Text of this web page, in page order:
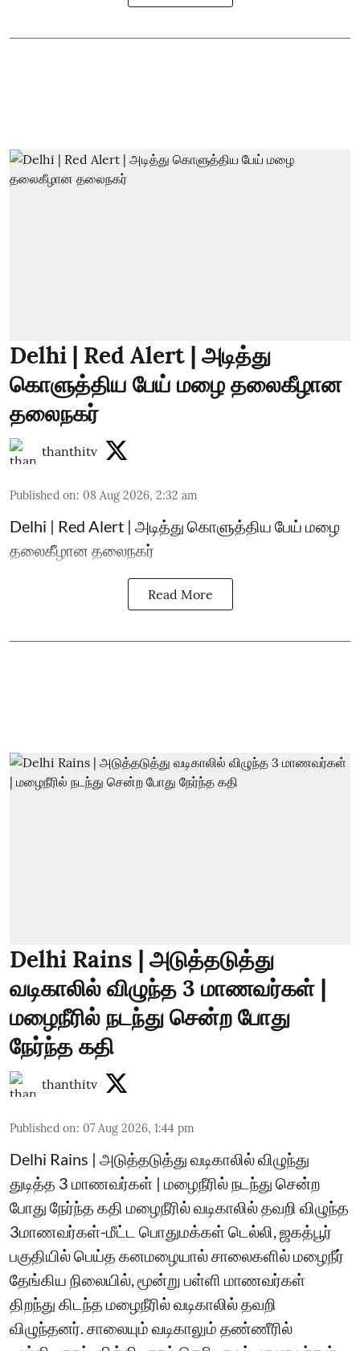
Delhi | Red Alert | அடித்து
கொளுத்திய பேய் மழை தலைகீழான
தலைநகர்
thanthitv
Published on: 08 Aug 2026, 2:32 am
Delhi | Red Alert | அடித்து கொளுத்திய பேய் மழை
தலைகீழான தலைநகர்
Read More
Delhi Rains | அடுத்தடுத்து
வடிகாலில் விழுந்த 3 மாணவர்கள் |
மழைநீரில் நடந்து சென்ற போது
நேர்ந்த கதி
thanthitv
Published on: 07 Aug 2026, 1:44 pm
Delhi Rains | அடுத்தடுத்து வடிகாலில் விழுந்து
துடித்த 3 மாணவர்கள் | மழைநீரில் நடந்து சென்ற
போது நேர்ந்த கதி மழைநீரில் வடிகாலில் தவறி விழுந்த
3மாணவர்கள்-மீட்ட பொதுமக்கள் டெல்லி, ஜகத்பூர்
பகுதியில் பெய்த கனமழையால் சாலைகளில் மழைநீர்
தேங்கிய நிலையில், மூன்று பள்ளி மாணவர்கள்
திறந்து கிடந்த மழைநீரில் வடிகாலில் தவறி
விழுந்தனர். சாலையும் வடிகாலும் தண்ணீரில்